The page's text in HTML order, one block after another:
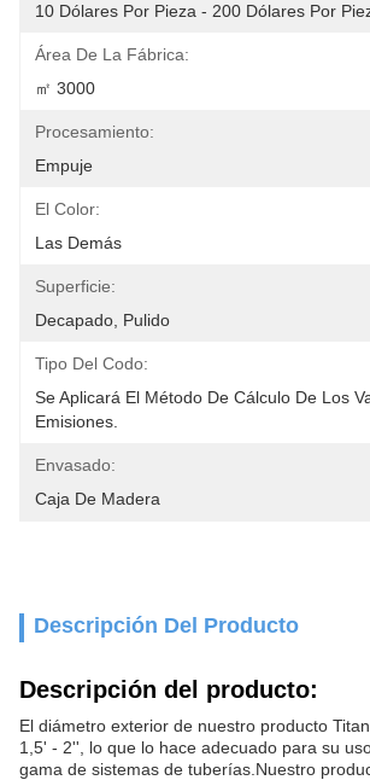
10 Dólares Por Pieza - 200 Dólares Por
Área De La Fábrica:
㎡ 3000
Procesamiento:
Empuje
El Color:
Las Demás
Superficie:
Decapado, Pulido
Tipo Del Codo:
Se Aplicará El Método De Cálculo De Los
Emisiones.
Envasado:
Caja De Madera
Descripción Del Producto
Descripción del producto:
El diámetro exterior de nuestro producto
1,5' - 2'', lo que lo hace adecuado para su
gama de sistemas de tuberías.Nuestro